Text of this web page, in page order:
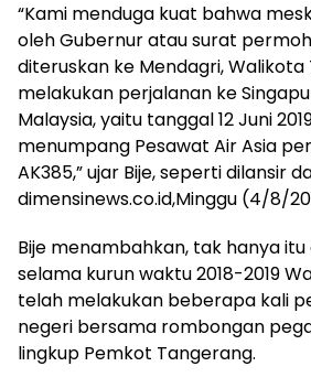
“Kami menduga kuat bahwa
oleh Gubernur atau surat
diteruskan ke Mendagri,
melakukan perjalanan ke
Malaysia, yaitu tanggal 12 Juni
menumpang Pesawat Air Asia
AK385,” ujar Bije, seperti dilansir
dimensinews.co.id,Minggu (4/8/
Bije menambahkan, tak hanya
selama kurun waktu 2018-2019
telah melakukan beberapa kali
negeri bersama rombongan
lingkup Pemkot Tangerang.